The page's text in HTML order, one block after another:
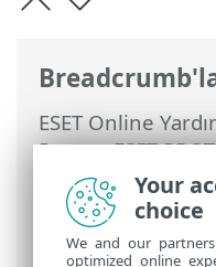
ESET Online
Prem>ESET
Kullanma
>ESET
Menü> Görevler
Agent Dağıtımı
Your
choice
We and our
optimized online